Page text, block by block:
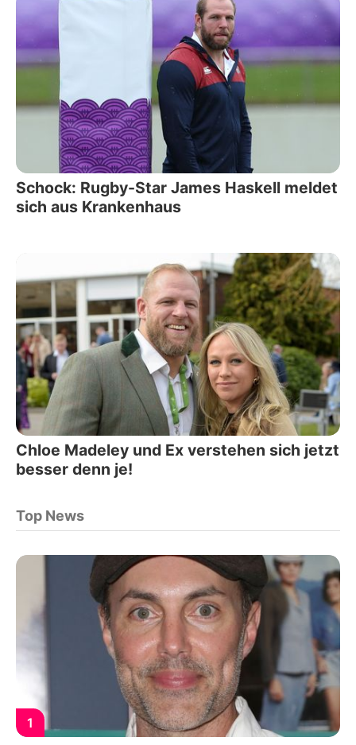
Schock: Rugby-Star James Haskell meldet
sich aus Krankenhaus
Chloe Madeley und Ex verstehen sich jetzt
besser denn je!
Top News
1